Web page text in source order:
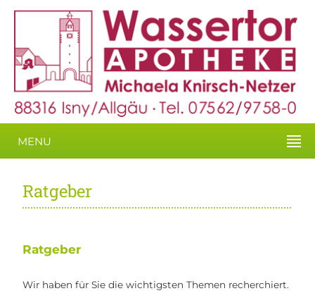
MENU
Ratgeber
Ratgeber
Wir haben für Sie die wichtigsten Themen recherchiert.